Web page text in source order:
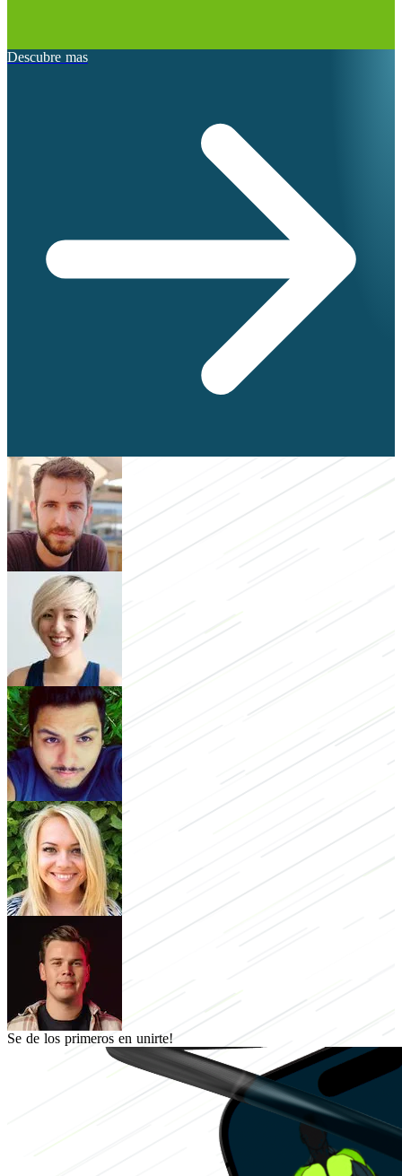
Descubre mas
Se de los primeros en unirte!